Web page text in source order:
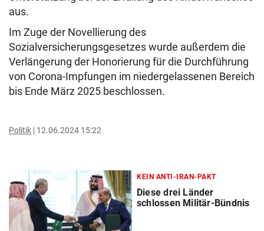
aus.
Im Zuge der Novellierung des
Sozialversicherungsgesetzes wurde außerdem die
Verlängerung der Honorierung für die Durchführung
von Corona-Impfungen im niedergelassenen Bereich
bis Ende März 2025 beschlossen.
Politik 12.06.2024 15:22
KEIN ANTI-IRAN-PAKT
Diese drei Länder
schlossen Militär-Bündnis